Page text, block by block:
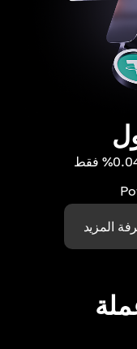
المزيد
من 100 عملة